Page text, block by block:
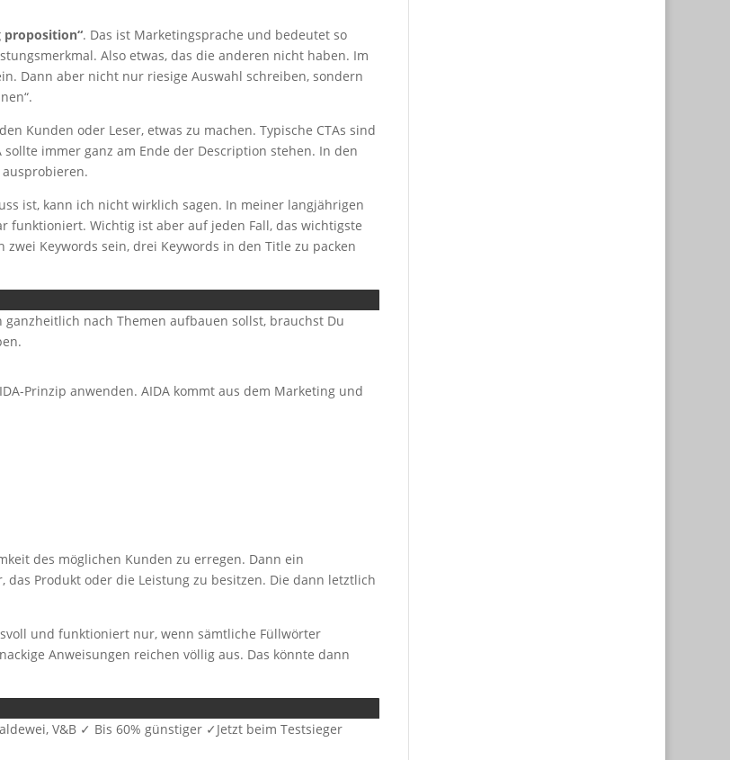
proposition“. Das ist Marketingsprache und bedeutet so
Also etwas, das die anderen nicht haben. Im
Dann aber nicht nur riesige Auswahl schreiben, sondern
Kunden oder Leser, etwas zu machen. Typische CTAs sind
immer ganz am Ende der Description stehen. In den
ist, kann ich nicht wirklich sagen. In meiner langjährigen
funktioniert. Wichtig ist aber auf jeden Fall, das wichtigste
Keywords sein, drei Keywords in den Title zu packen
nach Themen aufbauen sollst, brauchst Du
Prinzip anwenden. AIDA kommt aus dem Marketing und
des möglichen Kunden zu erregen. Dann ein
Produkt oder die Leistung zu besitzen. Die dann letztlich
und funktioniert nur, wenn sämtliche Füllwörter
Anweisungen reichen völlig aus. Das könnte dann
V&B ✓ Bis 60% günstiger ✓Jetzt beim Testsieger